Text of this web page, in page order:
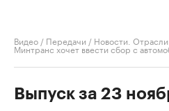
Видео / Передачи / Новости. Отрасли
Минтранс хочет ввести сбор с
Выпуск за 23